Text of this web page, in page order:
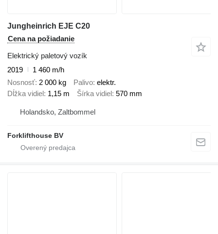
Jungheinrich EJE C20
Cena na požiadanie
Elektrický paletový vozík
2019
1 460 m/h
Nosnosť 2 000 kg Palivo elektr.
Dĺžka vidiel 1,15 m Šírka vidiel 570 mm
Holandsko, Zaltbommel
Forklifthouse BV